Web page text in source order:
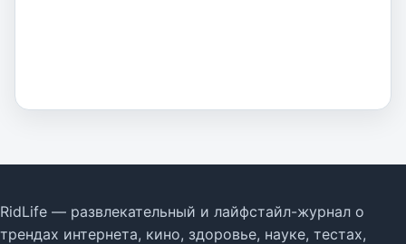
RidLife — развлекательный и лайфстайл-журнал о
трендах интернета, кино, здоровье, науке, тестах,